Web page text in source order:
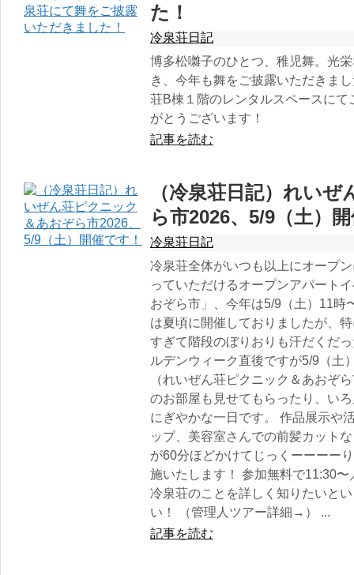
た！
冷泉荘日記
博多松囃子のひとつ、稚児舞。光
き、今年も舞をご披露いただきま
荘B棟１階のレンタルスペースに
がとうございます！
記事を読む
（冷泉荘日記）れい
ら市2026、5/9（土）
冷泉荘日記
冷泉荘全体がいつも以上にオープ
っていただけるオープンアパート
おぞら市」、今年は5/9（土）11時
は夏頃に開催しておりましたが、
すぎて階段のぼりおりも汗だくだ
ルデンウィーク直後ですが5/9（土
（れいぜん荘ピクニック＆あおぞ
のお部屋も見せてもらったり、い
にぎやかな一日です。 作品展示や
ップ、美容室さんでの前髪カット
が60分ほどかけてじっくーーーー
施いたします！ 参加無料で11:30
冷泉荘のことを詳しく知りたいと
い！ （管理人ツアー詳細→） ...
記事を読む